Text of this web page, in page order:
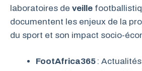
laboratoires de veille
documentent les enjeux de la
du sport et son impact socio-
FootAfrica365 :